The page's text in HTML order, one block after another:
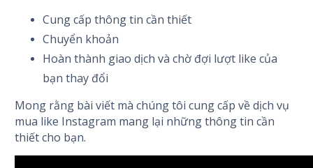
Cung cấp thông tin cần thiết
Chuyển khoản
Hoàn thành giao dịch và chờ đợi lượt like của
bạn thay đổi
Mong rằng bài viết mà chúng tôi cung cấp về dịch vụ
mua like Instagram mang lại những thông tin cần
thiết cho bạn.